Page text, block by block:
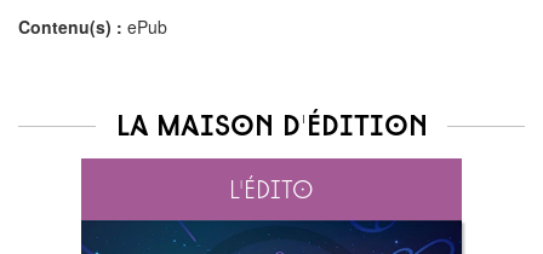
Contenu(s) : ePub
La maison d'édition
L'édito